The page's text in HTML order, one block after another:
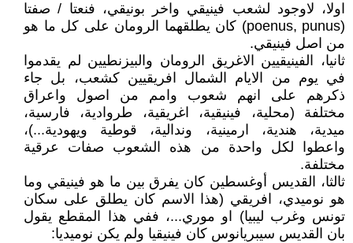
اولا، لاوجود لشعب فينيقي واخر بونيقي، فنعتا / صفتا
(poenus, punus) كان يطلقهما الرومان على كل ما هو
من اصل فينيقي.
ثانيا، الفينيقيين الاغريق الرومان والبيزنطيين لم يقدموا
في يوم من الايام الشمال افريقيين كشعب، بل جاء
ذكرهم على انهم شعوب وامم من اصول واعراق
مختلفة (محلية، فينيقية، اغريقية، طروادية، فارسية،
ميدية، هندية، ارمينية، وندالية، قوطية ويهودية...)،
واعطوا لكل واحدة من هذه الشعوب صفات عرقية
مختلفة.
ثالثا، القديس أوغسطين كان يفرق بين ما هو فينيقي وما
هو نوميدي، افريقي (هذا الاسم كان يطلق على سكان
تونس وغرب ليبيا) او موري...، ففي هذا المقطع يقول
بان القديس سيبريانوس كان فينيقيا ولم يكن نوميديا: